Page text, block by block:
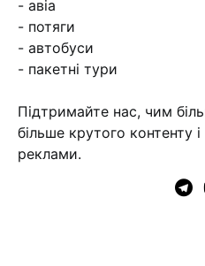
- авіа
- потяги
- автобуси
- пакетні тури
Підтримайте нас, чим
більше крутого контенту
реклами.